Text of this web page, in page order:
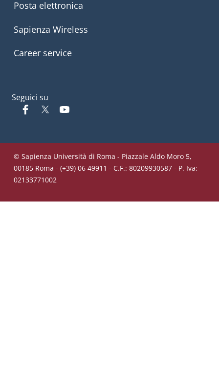
Posta elettronica
Sapienza Wireless
Career service
Seguici su
Facebook
Twitter
© Sapienza Università di Roma - Piazzale Aldo Moro 5,
00185 Roma - (+39) 06 49911 - C.F.: 80209930587 - P. Iva:
02133771002